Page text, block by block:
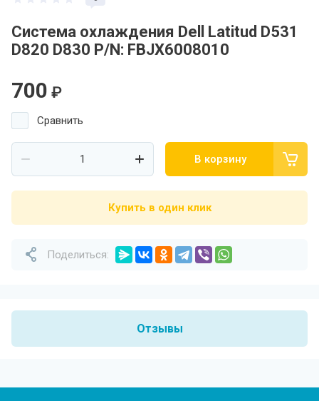
Система охлаждения Dell Latitud D531
D820 D830 P/N: FBJX6008010
700 ₽
Сравнить
В корзину
Купить в один клик
Поделиться:
Отзывы